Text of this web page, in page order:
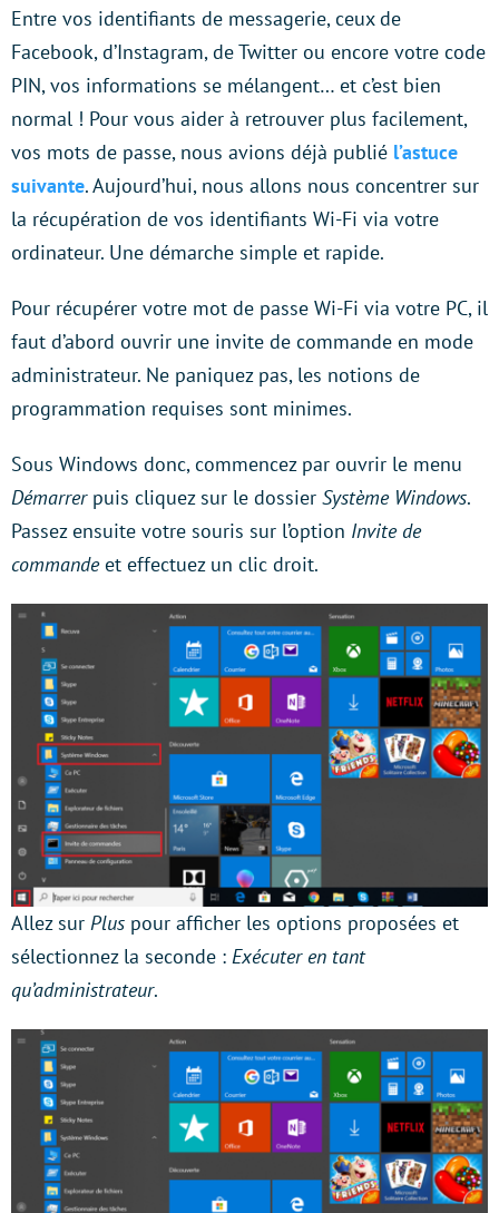
Entre vos identifiants de messagerie, ceux de
Facebook, d’Instagram, de Twitter ou encore votre code
PIN, vos informations se mélangent… et c’est bien
normal ! Pour vous aider à retrouver plus facilement,
vos mots de passe, nous avions déjà publié l’astuce
suivante. Aujourd’hui, nous allons nous concentrer sur
la récupération de vos identifiants Wi-Fi via votre
ordinateur. Une démarche simple et rapide.
Pour récupérer votre mot de passe Wi-Fi via votre PC, il
faut d’abord ouvrir une invite de commande en mode
administrateur. Ne paniquez pas, les notions de
programmation requises sont minimes.
Sous Windows donc, commencez par ouvrir le menu
Démarrer puis cliquez sur le dossier Système Windows.
Passez ensuite votre souris sur l’option Invite de
commandeet effectuez un clic droit.
Allez sur Plus pour afficher les options proposées et
sélectionnez la seconde : Exécuter en tant
qu’administrateur.